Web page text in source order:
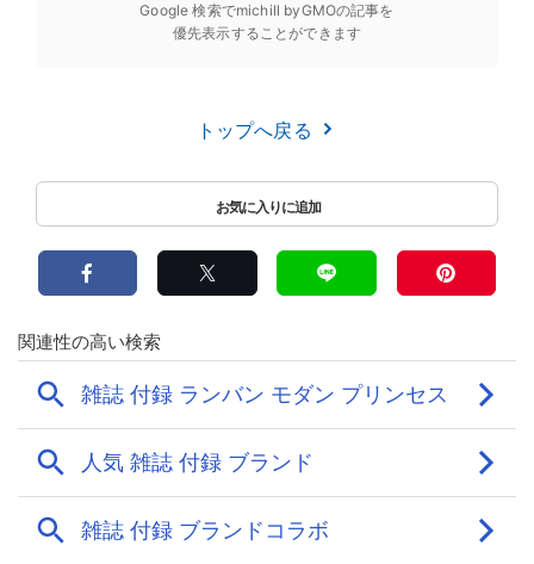
Google 検索でmichill byGMOの記事を
優先表示することができます
トップへ戻る